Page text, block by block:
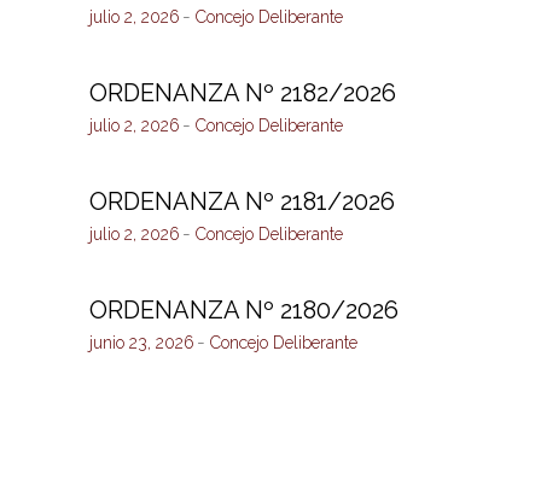
julio 2, 2026 Concejo Deliberante
ORDENANZA Nº 2182/2026
julio 2, 2026 Concejo Deliberante
ORDENANZA Nº 2181/2026
julio 2, 2026 Concejo Deliberante
ORDENANZA Nº 2180/2026
junio 23, 2026 Concejo Deliberante